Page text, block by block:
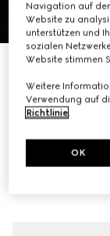
Horsebit 1953
€ 890
Varianten
Navigation auf
Website zu
unterstützen und
sozialen
Website stimmen
Weitere
Verwendung auf
Richtlinie.
OK